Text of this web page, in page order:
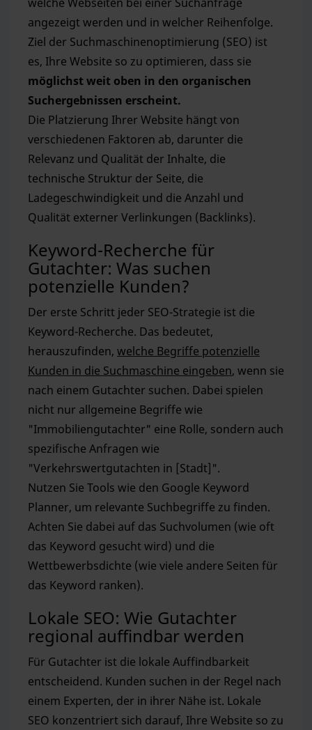
angezeigt werden und in welcher Reihenfolge.
Ziel der Suchmaschinenoptimierung (SEO) ist
es, Ihre Website so zu optimieren, dass sie
möglichst weit oben in den organischen
Suchergebnissen erscheint.
Die Platzierung Ihrer Website hängt von
verschiedenen Faktoren ab, darunter die
Relevanz und Qualität der Inhalte, die
technische Struktur der Seite, die
Ladegeschwindigkeit und die Anzahl und
Qualität externer Verlinkungen (Backlinks).
Keyword-Recherche für
Gutachter: Was suchen
potenzielle Kunden?
Der erste Schritt jeder SEO-Strategie ist die
Keyword-Recherche. Das bedeutet,
herauszufinden, welche Begriffe potenzielle
Kunden in die Suchmaschine eingeben, wenn sie
nach einem Gutachter suchen. Dabei spielen
nicht nur allgemeine Begriffe wie
"Immobiliengutachter" eine Rolle, sondern auch
spezifische Anfragen wie
"Verkehrswertgutachten in [Stadt]".
Nutzen Sie Tools wie den Google Keyword
Planner, um relevante Suchbegriffe zu finden.
Achten Sie dabei auf das Suchvolumen (wie oft
das Keyword gesucht wird) und die
Wettbewerbsdichte (wie viele andere Seiten für
das Keyword ranken).
Lokale SEO: Wie Gutachter
regional auffindbar werden
Für Gutachter ist die lokale Auffindbarkeit
entscheidend. Kunden suchen in der Regel nach
einem Experten, der in ihrer Nähe ist. Lokale
SEO konzentriert sich darauf, Ihre Website so zu